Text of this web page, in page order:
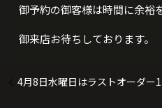
御予約の御客様は時間に余裕
御来店お待ちしております。
4月8日水曜日はラストオーダー